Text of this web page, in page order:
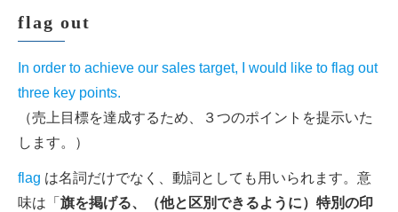
flag out
In order to achieve our sales target, I would like to flag out
three key points.
（売上目標を達成するため、３つのポイントを提示いた
します。）
flag は名詞だけでなく、動詞としても用いられます。意
味は「 旗を掲げる、（他と区別できるように）特別の印